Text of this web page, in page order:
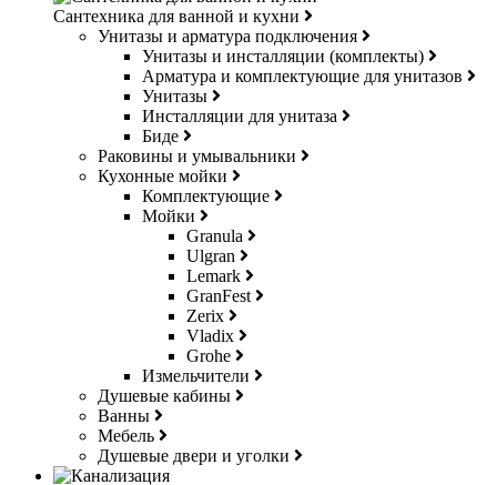
Сантехника для ванной и кухни
Унитазы и арматура подключения
Унитазы и инсталляции (комплекты)
Арматура и комплектующие для унитазов
Унитазы
Инсталляции для унитаза
Биде
Раковины и умывальники
Кухонные мойки
Комплектующие
Мойки
Granula
Ulgran
Lemark
GranFest
Zerix
Vladix
Grohe
Измельчители
Душевые кабины
Ванны
Мебель
Душевые двери и уголки